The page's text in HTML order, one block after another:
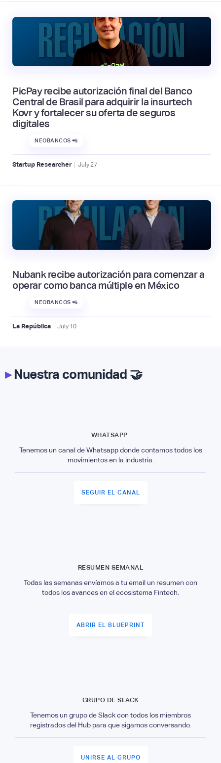
PicPay recibe autorización final del Banco
Central de Brasil para adquirir la insurtech
Kovr y fortalecer su oferta de seguros
digitales
NEOBANCOS 📲
Startup Researcher | July 27
Nubank recibe autorización para comenzar a
operar como banca múltiple en México
NEOBANCOS 📲
La República | July 10
▸Nuestra comunidad 🤝
WHATSAPP
Tenemos un canal de Whatsapp donde contamos todos los
movimientos en la industria.
SEGUIR EL CANAL
RESUMEN SEMANAL
Todas las semanas envíamos a tu email un resumen con
todos los avances en el ecosistema Fintech.
ABRIR EL BLUEPRINT
GRUPO DE SLACK
Tenemos un grupo de Slack con todos los miembros
registrados del Hub para que sigamos conversando.
UNIRSE AL GRUPO